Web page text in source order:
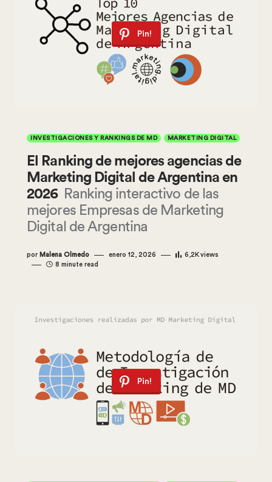
Pin!
INVESTIGACIONES Y RANKINGS DE MD MARKETING DIGITAL
El Ranking de mejores agencias de
Marketing Digital de Argentina en
2026 Ranking interactivo de las
mejores Empresas de Marketing
Digital de Argentina
por Malena Olmedo enero 12, 2026 6,2Kviews
8 minute read
Pin!